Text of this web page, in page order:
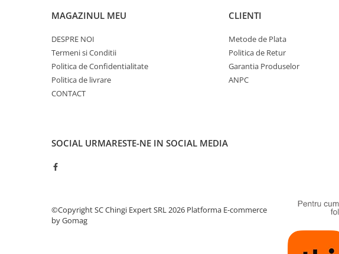
MAGAZINUL MEU
DESPRE NOI
Termeni si Conditii
Politica de Confidentialitate
Politica de livrare
CONTACT
CLIENTI
Metode de Plata
Politica de Retur
Garantia Produselor
ANPC
SOCIAL URMARESTE-NE IN SOCIAL MEDIA
©Copyright SC Chingi Expert SRL 2026 Platforma E-commerce
by Gomag